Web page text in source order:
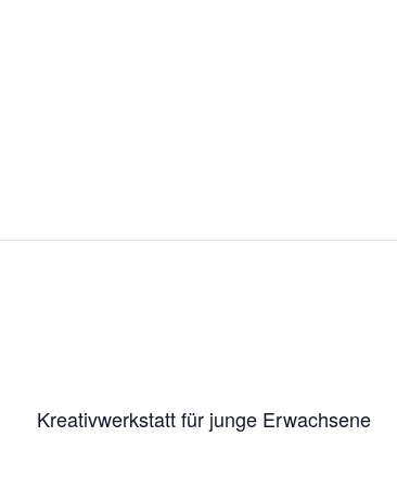
Kreativwerkstatt für junge Erwachsene